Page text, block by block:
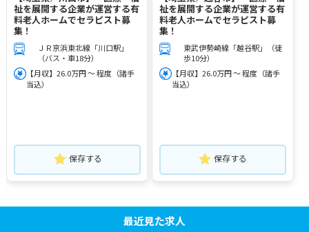
祉を展開する企業が運営する有
料老人ホームでセラピスト募
集！
ＪＲ京浜東北線「川口駅」
（バス・車18分）
【月収】26.0万円 ～ 程度（諸手
当込）
保存する
祉を展開する企業が運営する有
料老人ホームでセラピスト募
集！
東武伊勢崎線「越谷駅」（徒
歩10分）
【月収】26.0万円 ～ 程度（諸手
当込）
保存する
最近見た求人